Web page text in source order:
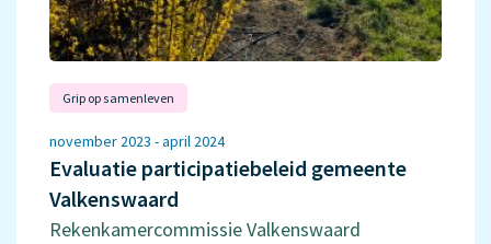
Grip op samenleven
november 2023 - april 2024
Evaluatie participatiebeleid gemeente
Valkenswaard
Rekenkamercommissie Valkenswaard